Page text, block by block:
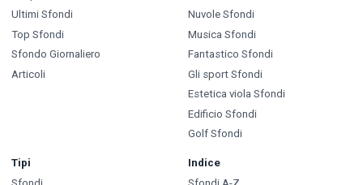
Ultimi Sfondi
Top Sfondi
Sfondo Giornaliero
Articoli
Nuvole Sfondi
Musica Sfondi
Fantastico Sfondi
Gli sport Sfondi
Estetica viola Sfondi
Edificio Sfondi
Golf Sfondi
Tipi
Sfondi
Indice
Sfondi A-Z